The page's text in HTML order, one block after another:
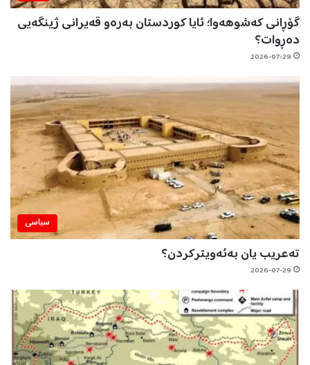
گۆڕانی کەشوهەوا؛ ئایا کوردستان بەرەو قەیرانی ژینگەیی
دەڕوات؟
2026-07-29
سیاسی
تەعریب یان بەئەویترکردن؟
2026-07-29